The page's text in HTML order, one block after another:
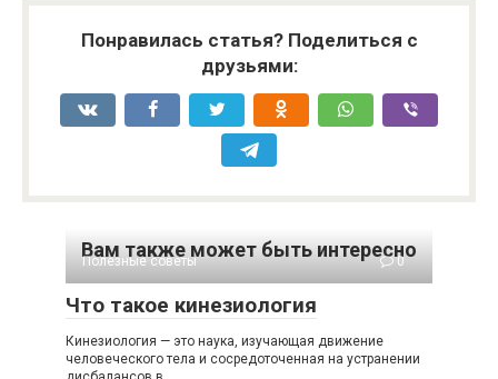
Понравилась статья? Поделиться с
друзьями:
Вам также может быть интересно
Полезные советы 0
Что такое кинезиология
Кинезиология — это наука, изучающая движение
человеческого тела и сосредоточенная на устранении